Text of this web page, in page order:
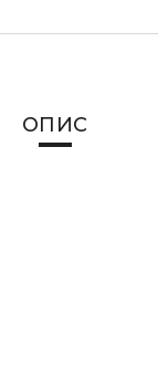
ОПИС